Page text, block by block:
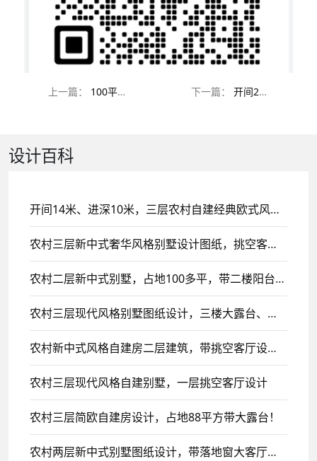
上一篇： 100平方农村自建房设计图纸推荐，经济实用，布局合理 下一篇： 开间20米进深13米两层四合院别墅，带中堂设计图
设计百科
开间14米、进深10米，三层农村自建经典欧式风格别墅设计，带挑空客厅设计！
农村三层新中式奢华风格别墅设计图纸，挑空客厅设计
农村二层新中式别墅，占地100多平，带二楼阳台设计！
农村三层现代风格别墅图纸设计，三楼大露台、平顶设计风格
农村新中式风格自建房二层建筑，带挑空客厅设计，二楼侧面设计大露台！
农村三层现代风格自建别墅，一层挑空客厅设计
农村三层简欧自建房设计，占地88平方带大露台！
农村两层新中式别墅图纸设计，带落地窗大客厅，简洁明亮！